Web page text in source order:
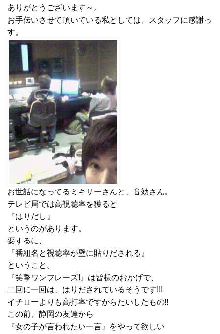
ありがとうございます～。
お手伝いさせて頂いている私としては、スタッフに感謝っ
す。
お世話になってるミキサーさんと、音効さん。
テレビ局では高視聴率を獲ると
『はりだし』
というのがあります。
要するに、
『番組名と視聴率が壁に貼りだされる』
ということ。
『笑撃ワンフレーズ!』は皆様のおかげで、
二回に一回は、はりだされているそうです!!!
イチローよりも高打率ですからたいしたもの!!
この前、静岡の友達から
『女の子が言われたい一言』をやって欲しい